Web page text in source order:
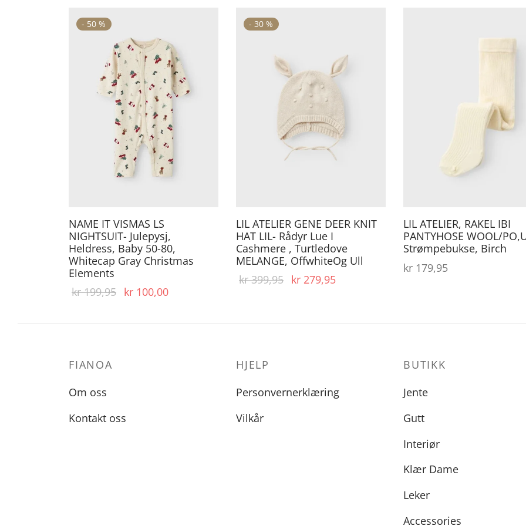
- 50 %
har
NAME IT VISMAS LS
NIGHTSUIT- Julepysj,
Heldress, Baby 50-80,
Whitecap Gray Christmas
Elements
kr199,95 Opprinnelig
kr 199,95.
kr 100,00
kr 100,00.
- 30 %
LIL ATELIER GENE DEER KNIT
HAT LIL- Rådyr Lue I
Cashmere , Turtledove
MELANGE, OffwhiteOg Ull
kr399,95 Opprinnelig
kr 279,95
LIL ATELIER, RAKEL IBI
PANTYHOSE WOOL/
Strømpebukse, Birch
kr 179,95
FIANOA
Om oss
Kontakt oss
HJELP
Personvernerklæring
Vilkår
BUTIKK
Jente
Gutt
Interiør
Klær Dame
Leker
Accessories